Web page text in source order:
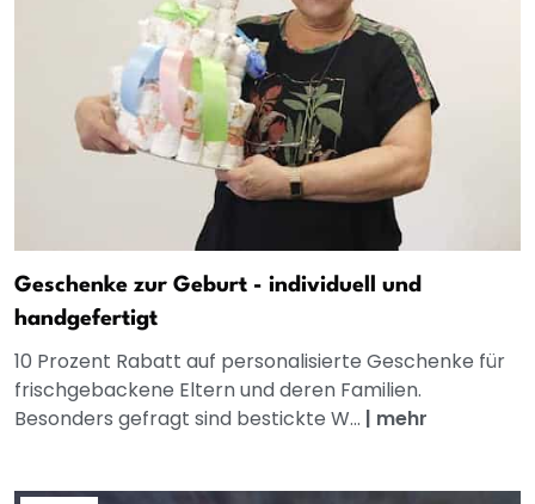
Geschenke zur Geburt - individuell und
handgefertigt
10 Prozent Rabatt auf personalisierte Geschenke für
frischgebackene Eltern und deren Familien.
Besonders gefragt sind bestickte W... | mehr